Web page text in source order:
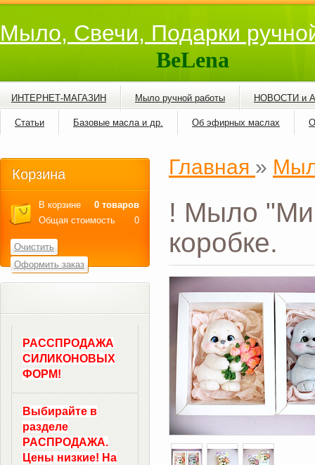
Мыло, Свечи, Подарки
BeLena
ИНТЕРНЕТ-МАГАЗИН Мыло ручной работы НОВОСТИ и
Статьи Базовые масла и др. Об эфирных маслах
Главная »
! Мыло
коробке.
Корзина
В корзине
0 товаров
Общая стоимость
0
Очистить
Оформить заказ
РАССПРОДАЖА
СИЛИКОНОВЫХ
ФОРМ!
Выбирайте в
разделе
РАСПРОДАЖА.
Цены низкие! На